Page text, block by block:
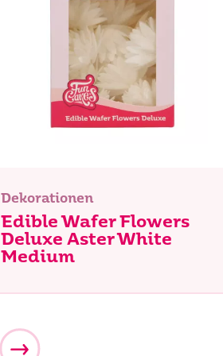
Was
Dekorationen
Edible Wafer Flowers
Deluxe Aster White
Medium